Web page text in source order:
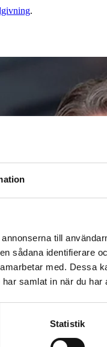
till
sådana identifierare
med. Dessa
samlat in när du har
Statistik
.